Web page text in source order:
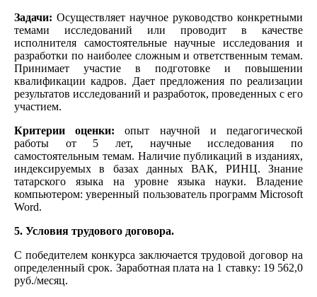
Задачи: Осуществляет научное руководство конкретными
темами исследований или проводит в качестве
исполнителя самостоятельные научные исследования и
разработки по наиболее сложным и ответственным темам.
Принимает участие в подготовке и повышении
квалификации кадров. Дает предложения по реализации
результатов исследований и разработок, проведенных с его
участием.
Критерии оценки: опыт научной и педагогической
работы от 5 лет, научные исследования по
самостоятельным темам. Наличие публикаций в изданиях,
индексируемых в базах данных ВАК, РИНЦ. Знание
татарского языка на уровне языка науки. Владение
компьютером: уверенный пользователь программ Microsoft
Word.
5. Условия трудового договора.
С победителем конкурса заключается трудовой договор на
определенный срок. Заработная плата на 1 ставку: 19 562,0
руб./месяц.